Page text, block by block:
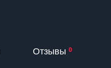
Отзывы 0